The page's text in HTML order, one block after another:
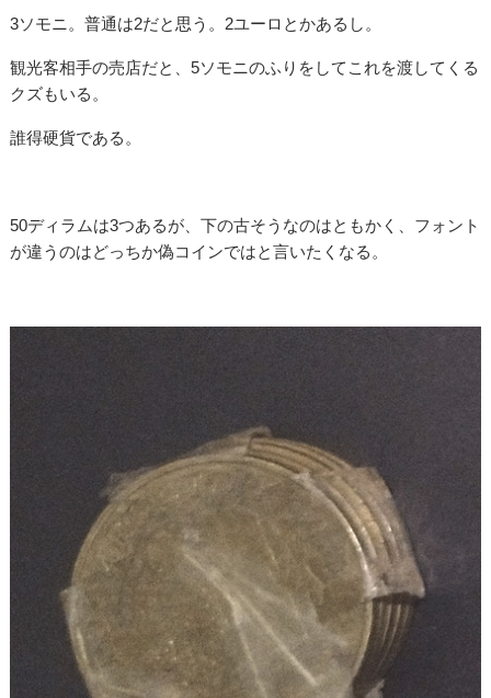
3ソモニ。普通は2だと思う。2ユーロとかあるし。
観光客相手の売店だと、5ソモニのふりをしてこれを渡してくる
クズもいる。
誰得硬貨である。
50ディラムは3つあるが、下の古そうなのはともかく、フォント
が違うのはどっちか偽コインではと言いたくなる。